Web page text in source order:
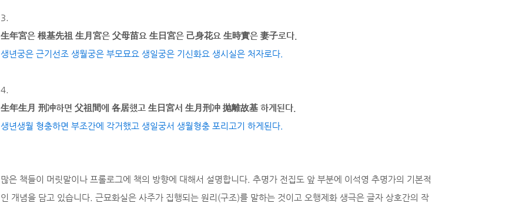
3.
生年宮은 根基先祖 生月宮은 父母苗요 生日宮은 己身花요 生時實은 妻子로다.
생년궁은 근기선조 생월궁은 부모묘요 생일궁은 기신화요 생시실은 처자로다.
4.
生年生月 刑冲하면 父祖間에 各居했고 生日宮서 生月刑冲 抛離故基 하게된다.
생년생월 형충하면 부조간에 각거했고 생일궁서 생월형충 포리고기 하게된다.
많은 책들이 머릿말이나 프롤로그에 책의 방향에 대해서 설명합니다. 추명가 전집도 앞 부분에 이석영 추명가의 기본적
인 개념을 담고 있습니다. 근묘화실은 사주가 집행되는 원리(구조)를 말하는 것이고 오행제화 생극은 글자 상호간의 작